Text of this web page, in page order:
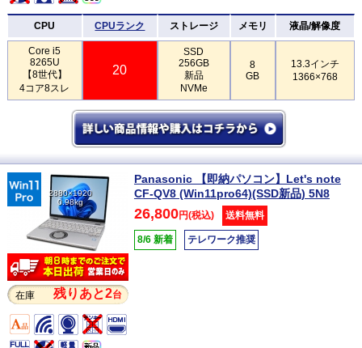
CPU CPUランク ストレージ メモリ 液晶/解像度
Core i5
8265U
【8世代】
4コア8スレ
20
SSD
256GB
新品
NVMe
8
GB
13.3インチ
1366×768
2880×1920
0.98kg
在庫 残りあと2台
Panasonic 【即納パソコン】Let's note
CF-QV8 (Win11pro64)(SSD新品) 5N8
26,800円(税込) 送料無料
8/6 新着 テレワーク推奨